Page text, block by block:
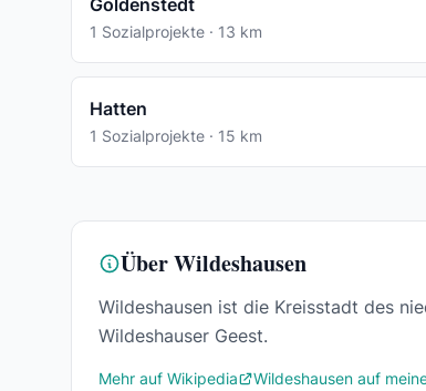
Goldenstedt
1 Sozialprojekte · 13 km
Hatten
1 Sozialprojekte · 15 km
Über Wildeshausen
Wildeshausen ist die Kreisstadt des
Wildeshauser Geest.
Mehr auf Wikipedia Wildeshausen auf